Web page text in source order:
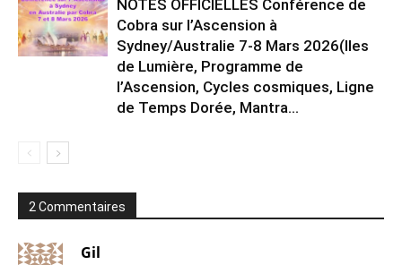
NOTES OFFICIELLES Conférence de
Cobra sur l’Ascension à
Sydney/Australie 7-8 Mars 2026(Iles
de Lumière, Programme de
l’Ascension, Cycles cosmiques, Ligne
de Temps Dorée, Mantra...
2 Commentaires
Gil